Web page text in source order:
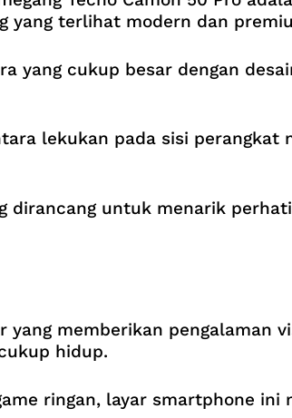
yang terlihat modern dan
yang cukup besar dengan
lekukan pada sisi perangkat
dirancang untuk menarik
memberikan pengalaman
hidup.
ringan, layar smartphone ini